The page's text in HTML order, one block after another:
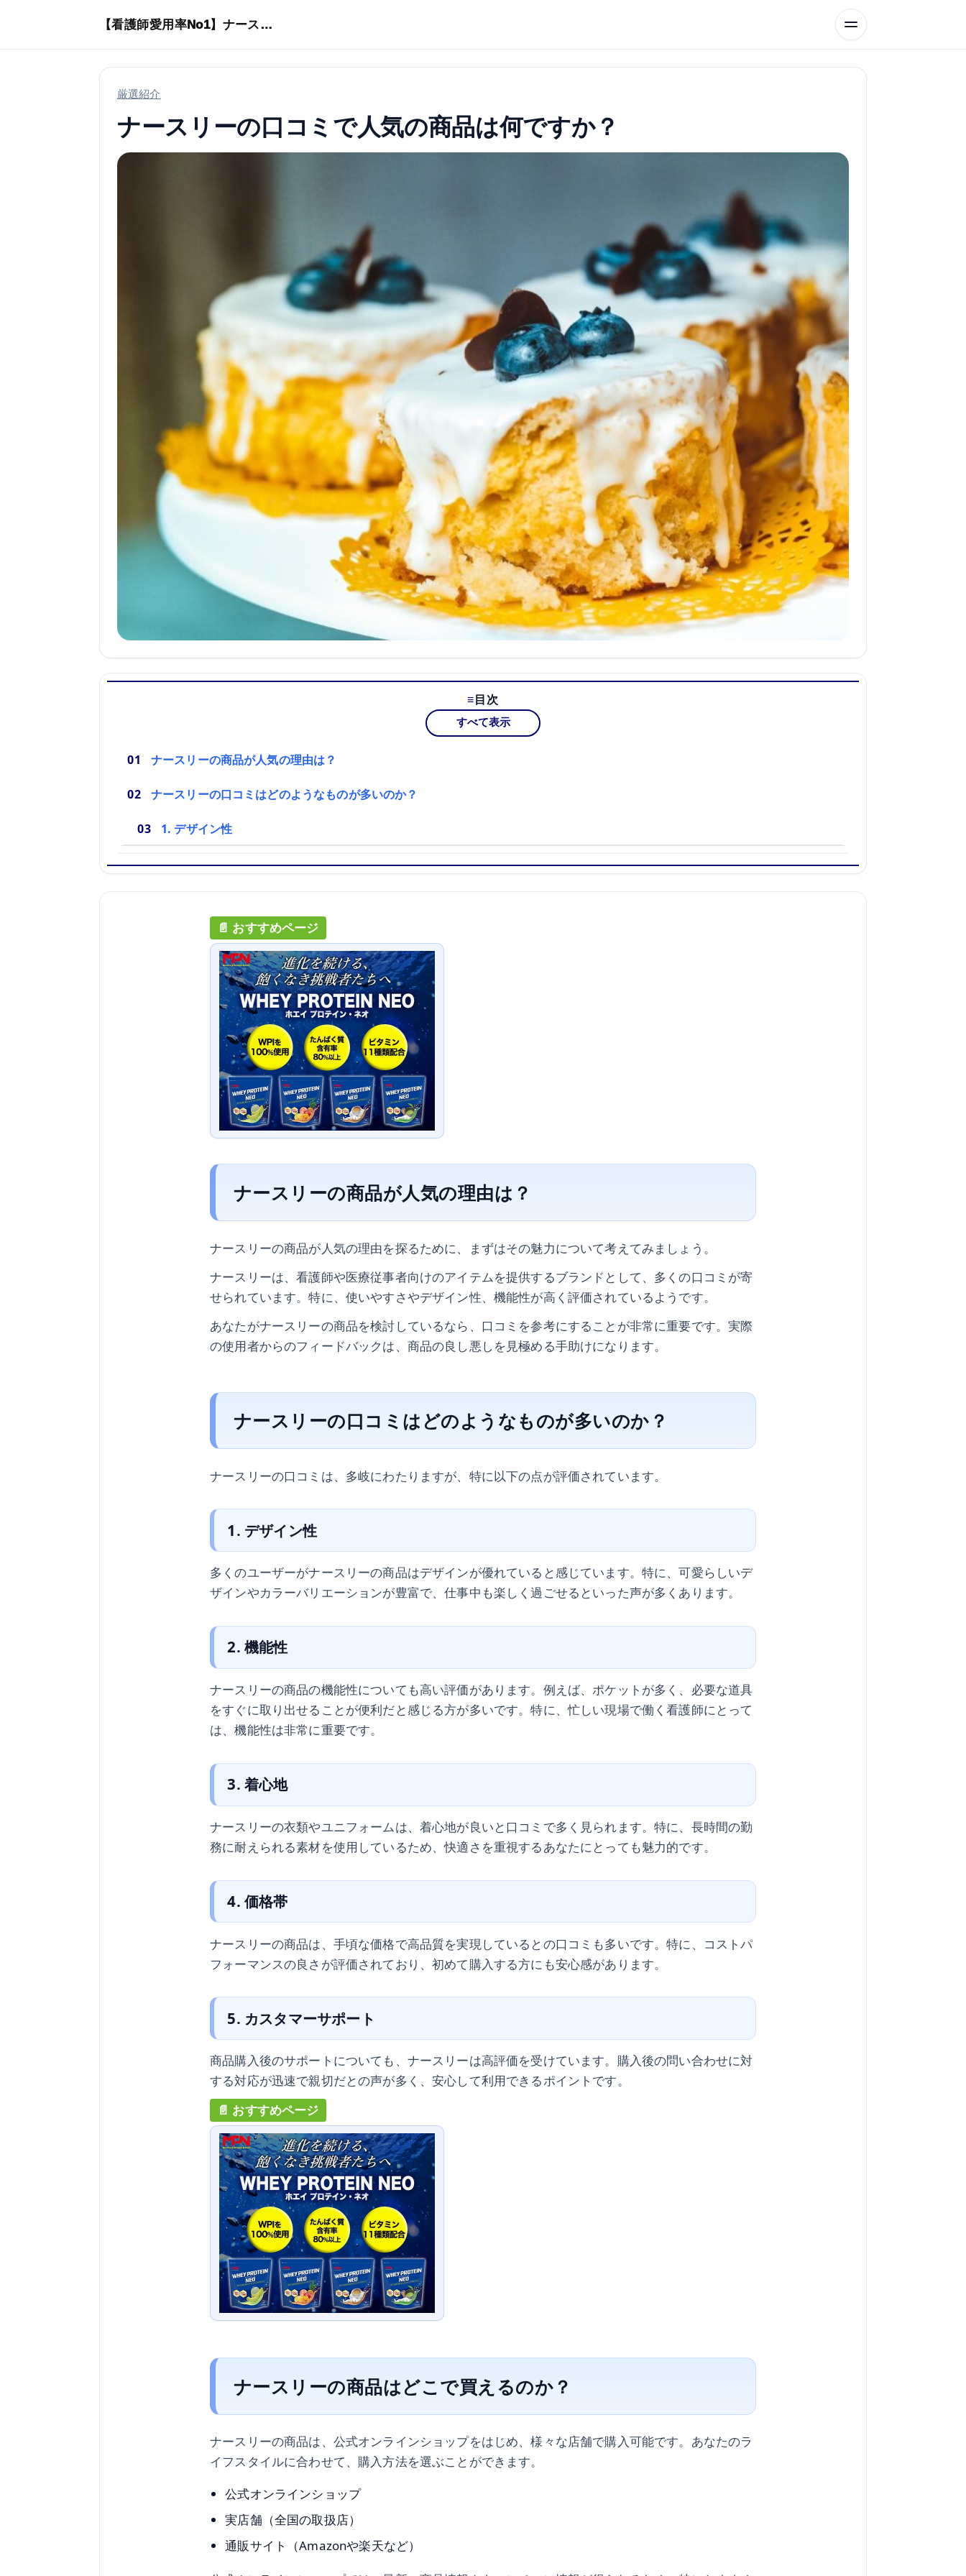
【看護師愛用率No1】ナースリーで人気の商品はコレ
厳選紹介
ナースリーの口コミで人気の商品は何ですか？
目次
すべて表示
ナースリーの商品が人気の理由は？
ナースリーの口コミはどのようなものが多いのか？
1. デザイン性
ナースリーの商品が人気の理由は？
ナースリーの商品が人気の理由を探るために、まずはその魅力について考えてみましょう。
ナースリーは、看護師や医療従事者向けのアイテムを提供するブランドとして、多くの口コミが寄
せられています。特に、使いやすさやデザイン性、機能性が高く評価されているようです。
あなたがナースリーの商品を検討しているなら、口コミを参考にすることが非常に重要です。実際
の使用者からのフィードバックは、商品の良し悪しを見極める手助けになります。
ナースリーの口コミはどのようなものが多いのか？
ナースリーの口コミは、多岐にわたりますが、特に以下の点が評価されています。
1. デザイン性
多くのユーザーがナースリーの商品はデザインが優れていると感じています。特に、可愛らしいデ
ザインやカラーバリエーションが豊富で、仕事中も楽しく過ごせるといった声が多くあります。
2. 機能性
ナースリーの商品の機能性についても高い評価があります。例えば、ポケットが多く、必要な道具
をすぐに取り出せることが便利だと感じる方が多いです。特に、忙しい現場で働く看護師にとって
は、機能性は非常に重要です。
3. 着心地
ナースリーの衣類やユニフォームは、着心地が良いと口コミで多く見られます。特に、長時間の勤
務に耐えられる素材を使用しているため、快適さを重視するあなたにとっても魅力的です。
4. 価格帯
ナースリーの商品は、手頃な価格で高品質を実現しているとの口コミも多いです。特に、コストパ
フォーマンスの良さが評価されており、初めて購入する方にも安心感があります。
5. カスタマーサポート
商品購入後のサポートについても、ナースリーは高評価を受けています。購入後の問い合わせに対
する対応が迅速で親切だとの声が多く、安心して利用できるポイントです。
ナースリーの商品はどこで買えるのか？
ナースリーの商品は、公式オンラインショップをはじめ、様々な店舗で購入可能です。あなたのラ
イフスタイルに合わせて、購入方法を選ぶことができます。
公式オンラインショップ
実店舗（全国の取扱店）
通販サイト（Amazonや楽天など）